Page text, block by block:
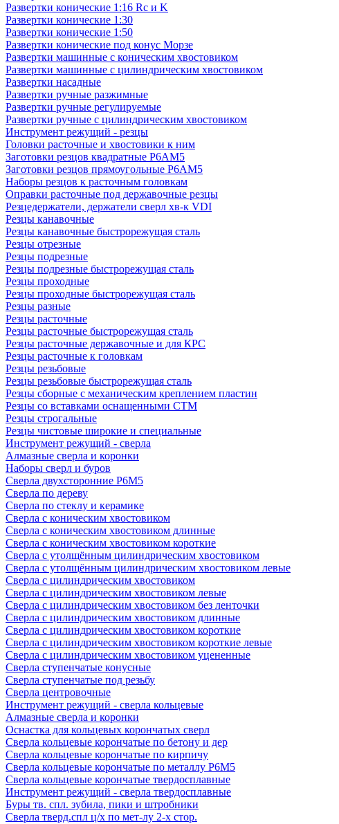
Развертки конические 1:16 Rc и K
Развертки конические 1:30
Развертки конические 1:50
Развертки конические под конус Морзе
Развертки машинные с коническим хвостовиком
Развертки машинные с цилиндрическим хвостовиком
Развертки насадные
Развертки ручные разжимные
Развертки ручные регулируемые
Развертки ручные с цилиндрическим хвостовиком
Инструмент режущий - резцы
Головки расточные и хвостовики к ним
Заготовки резцов квадратные Р6АМ5
Заготовки резцов прямоугольные Р6АМ5
Наборы резцов к расточным головкам
Оправки расточные под державочные резцы
Резцедержатели, держатели сверл хв-к VDI
Резцы канавочные
Резцы канавочные быстрорежущая сталь
Резцы отрезные
Резцы подрезные
Резцы подрезные быстрорежущая сталь
Резцы проходные
Резцы проходные быстрорежущая сталь
Резцы разные
Резцы расточные
Резцы расточные быстрорежущая сталь
Резцы расточные державочные и для КРС
Резцы расточные к головкам
Резцы резьбовые
Резцы резьбовые быстрорежущая сталь
Резцы сборные с механическим креплением пластин
Резцы со вставками оснащенными СТМ
Резцы строгальные
Резцы чистовые широкие и специальные
Инструмент режущий - сверла
Алмазные сверла и коронки
Наборы сверл и буров
Сверла двухсторонние Р6М5
Сверла по дереву
Сверла по стеклу и керамике
Сверла с коническим хвостовиком
Сверла с коническим хвостовиком длинные
Сверла с коническим хвостовиком короткие
Сверла с утолщённым цилиндрическим хвостовиком
Сверла с утолщённым цилиндрическим хвостовиком левые
Сверла с цилиндрическим хвостовиком
Сверла с цилиндрическим хвостовиком левые
Сверла с цилиндрическим хвостовиком без ленточки
Сверла с цилиндрическим хвостовиком длинные
Сверла с цилиндрическим хвостовиком короткие
Сверла с цилиндрическим хвостовиком короткие левые
Сверла с цилиндрическим хвостовиком уцененные
Сверла ступенчатые конусные
Сверла ступенчатые под резьбу
Сверла центровочные
Инструмент режущий - сверла кольцевые
Алмазные сверла и коронки
Оснастка для кольцевых корончатых сверл
Сверла кольцевые корончатые по бетону и дер
Сверла кольцевые корончатые по кирпичу
Сверла кольцевые корончатые по металлу Р6М5
Сверла кольцевые корончатые твердосплавные
Инструмент режущий - сверла твердосплавные
Буры тв. спл. зубила, пики и штробники
Сверла тверд.спл ц/х по мет-лу 2-х стор.